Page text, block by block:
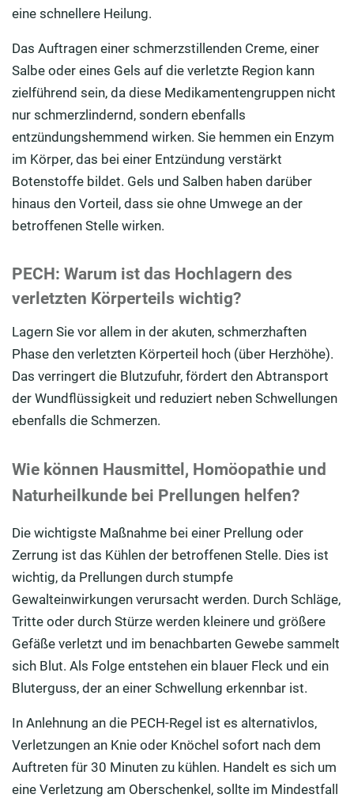
eine schnellere Heilung.
Das Auftragen einer schmerzstillenden Creme, einer
Salbe oder eines Gels auf die verletzte Region kann
zielführend sein, da diese Medikamentengruppen nicht
nur schmerzlindernd, sondern ebenfalls
entzündungshemmend wirken. Sie hemmen ein Enzym
im Körper, das bei einer Entzündung verstärkt
Botenstoffe bildet. Gels und Salben haben darüber
hinaus den Vorteil, dass sie ohne Umwege an der
betroffenen Stelle wirken.
PECH: Warum ist das Hochlagern des
verletzten Körperteils wichtig?
Lagern Sie vor allem in der akuten, schmerzhaften
Phase den verletzten Körperteil hoch (über Herzhöhe).
Das verringert die Blutzufuhr, fördert den Abtransport
der Wundflüssigkeit und reduziert neben Schwellungen
ebenfalls die Schmerzen.
Wie können Hausmittel, Homöopathie und
Naturheilkunde bei Prellungen helfen?
Die wichtigste Maßnahme bei einer Prellung oder
Zerrung ist das Kühlen der betroffenen Stelle. Dies ist
wichtig, da Prellungen durch stumpfe
Gewalteinwirkungen verursacht werden. Durch Schläge,
Tritte oder durch Stürze werden kleinere und größere
Gefäße verletzt und im benachbarten Gewebe sammelt
sich Blut. Als Folge entstehen ein blauer Fleck und ein
Bluterguss, der an einer Schwellung erkennbar ist.
In Anlehnung an die PECH-Regel ist es alternativlos,
Verletzungen an Knie oder Knöchel sofort nach dem
Auftreten für 30 Minuten zu kühlen. Handelt es sich um
eine Verletzung am Oberschenkel, sollte im Mindestfall